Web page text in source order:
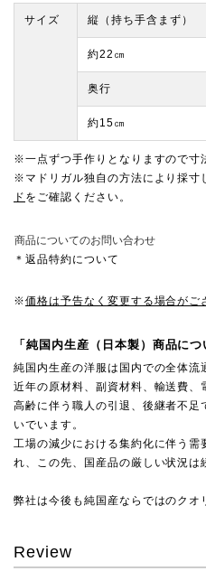
サイズ 縦（持ち手含まず）
約22㎝
奥行
約15㎝
※一点ずつ手作りとなりますので寸
※マドリガル独自の方法により採寸
ド をご確認ください。
商品についてのお問い合わせ
＊返品特約について
※価格は予告なく変更する場合がご
「純国内生産（日本製）商品につ
純国内生産の洋服は国内での全体流
近年の原材料、副資材料、輸送費、
高齢に伴う職人の引退、後継者不
いでいます。
工場の減少における集約化に伴う需
れ、この先、国産品の厳しい状況は
弊社は今後も純国産ならではのクオ
Review